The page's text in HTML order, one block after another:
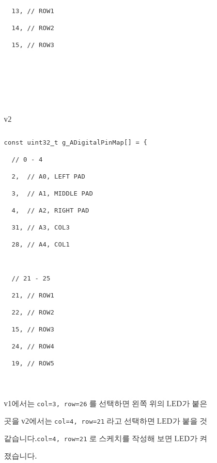
13 , // ROW1
14 , // ROW2
15 , // ROW3
v2
const uint32_t g_ADigitalPinMap [] = {
// 0 - 4
2 , // A0, LEFT PAD
3 , // A1, MIDDLE PAD
4 , // A2, RIGHT PAD
31 , // A3, COL3
28 , // A4, COL1
// 21 - 25
21 , // ROW1
22 , // ROW2
15 , // ROW3
24 , // ROW4
19 , // ROW5
v1에서는 col=3, row=26 를 선택하면 왼쪽 위의 LED가 붙은
곳을 v2에서는 col=4, row=21 라고 선택하면 LED가 붙을 것
같습니다.col=4, row=21 로 스케치를 작성해 보면 LED가 켜
졌습니다.